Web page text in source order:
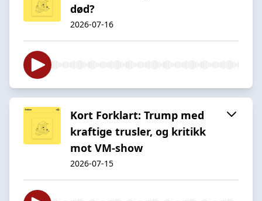
død?
2026-07-16
Kort Forklart: Trump med
kraftige trusler, og kritikk
mot VM-show
2026-07-15